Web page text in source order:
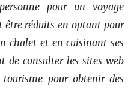
pour un voyage
être réduits en optant pour
chalet et en cuisinant ses
de consulter les sites web
pour obtenir des